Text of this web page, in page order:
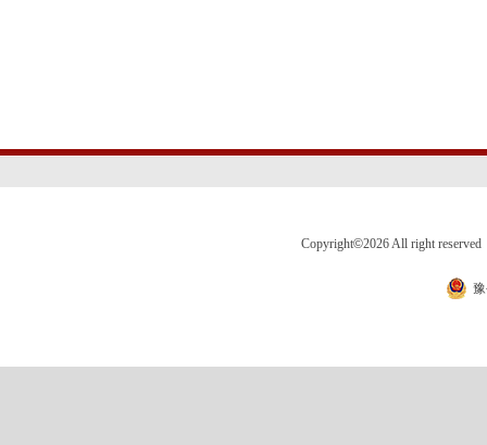
Copyright©2026 All right